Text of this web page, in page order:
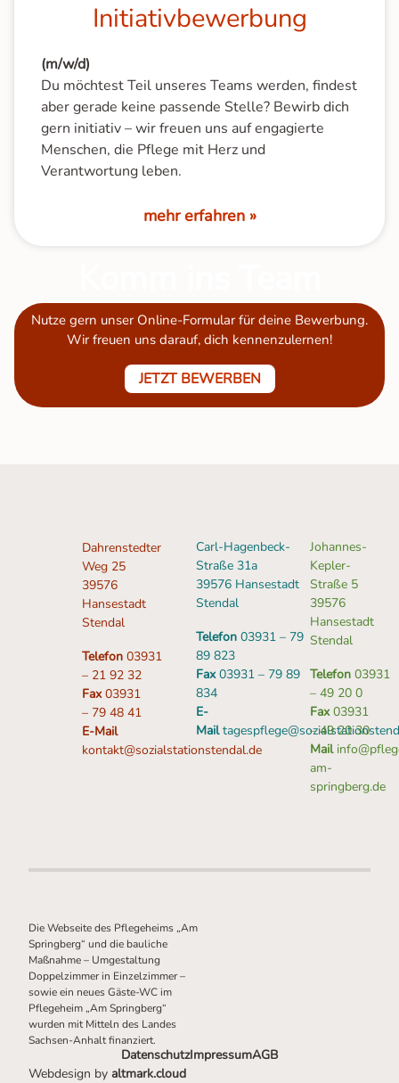
Initiativ­bewerbung
(m/w/d)
Du möchtest Teil unseres Teams werden, findest
aber gerade keine passende Stelle? Bewirb dich
gern initiativ – wir freuen uns auf engagierte
Menschen, die Pflege mit Herz und
Verantwortung leben.
mehr erfahren »
Nutze gern unser Online-Formular für deine Bewerbung.
Wir freuen uns darauf, dich kennenzulernen!
JETZT BEWERBEN
Dahrenstedter
Weg 25
39576
Hansestadt
Stendal
Telefon 03931
– 21 92 32
Fax 03931
– 79 48 41
E-Mail
kontakt@sozialstationstendal.de
Carl-Hagenbeck-
Straße 31a
39576 Hansestadt
Stendal
Telefon 03931 – 79
89 823
Fax 03931 – 79 89
834
E-
Mail
Johannes-
Kepler-
Straße 5
39576
Hansestadt
Stendal
Telefon 03931
– 49 20 0
Fax 03931
– 49 20 30
Mail
am-
springberg.de
Die Webseite des Pflegeheims „Am
Springberg“ und die bauliche
Maßnahme – Umgestaltung
Doppelzimmer in Einzelzimmer –
sowie ein neues Gäste-WC im
Pflegeheim „Am Springberg“
wurden mit Mitteln des Landes
Sachsen-Anhalt finanziert.
DatenschutzImpressumAGB
Webdesign by altmark.cloud